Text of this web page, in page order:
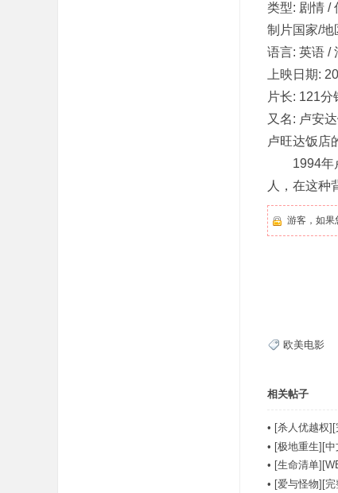
类型: 剧情 /
制片国家/地
语言: 英语 /
上映日期:
片长: 121分
又名: 卢安
卢旺达饭店
1994年卢
人，在这种
游客，如果
欧美电影
相关帖子
• [杀人优越权
• [极地重生][
• [生命清单
• [爱与怪物][